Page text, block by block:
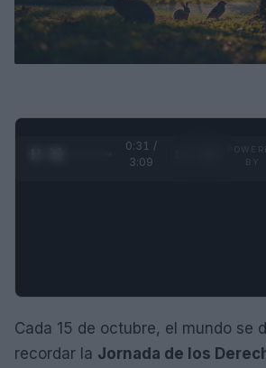
0:32 /
3:09
Cada 15 de octubre, el mundo se
recordar la Jornada de los